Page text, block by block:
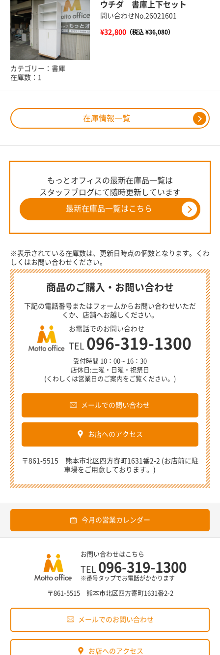
在庫情報一覧
ウチダ 書庫上下セット
問い合わせNo.26021601
¥32,800（税込 ¥36,080）
カテゴリー：書庫
在庫数：1
もっとオフィスの最新在庫品一覧は
スタッフブログにて随時更新しています
最新在庫品一覧はこちら
※表示されている在庫数は、更新日時点の個数となります。くわ
しくはお問い合わせください。
商品のご購入・お問い合わせ
下記の電話番号またはフォームからお問い合わせいただ
くか、店舗へお越しください。
お電話でのお問い合わせ
TEL 096-319-1300
受付時間 10：00～16：30
店休日:土曜・日曜・祝祭日
(くわしくは営業日のご案内をご覧ください。)
メールでの問い合わせ
お店へのアクセス
〒861-5515 熊本市北区四方寄町1631番2-2 (お店前に駐
車場をご用意しております。)
今月の営業カレンダー
お問い合わせはこちら
TEL 096-319-1300
※番号タップでお電話がかかります
〒861-5515 熊本市北区四方寄町1631番2-2
メールでのお問い合わせ
お店へのアクセス